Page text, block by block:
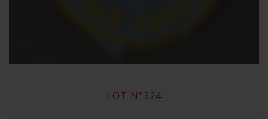
LOT N°324